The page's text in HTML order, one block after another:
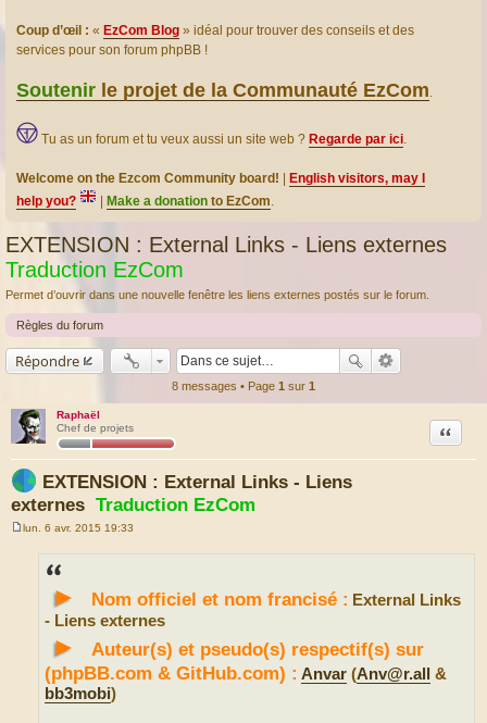
Coup d’œil : « EzCom Blog » idéal pour trouver des conseils et des
services pour son forum phpBB !
Soutenir le projet de la Communauté EzCom.
Tu as un forum et tu veux aussi un site web ? Regarde par ici.
Welcome on the Ezcom Community board!
English visitors, may I
help you?
Make a donation to EzCom.
EXTENSION : External Links - Liens externes
Traduction EzCom
Permet d’ouvrir dans une nouvelle fenêtre les liens externes postés sur le forum.
Règles du forum
Répondre
8 messages • Page 1 sur 1
Raphaël
Chef de projets
EXTENSION : External Links - Liens
externes Traduction EzCom
Citation
lun. 6 avr. 2015 19:33
► Nom officiel et nom francisé : External Links
- Liens externes
►
Auteur(s) et pseudo(s) respectif(s) sur
(phpBB.com & GitHub.com) : Anvar (Anv@r.all
&
bb3mobi)